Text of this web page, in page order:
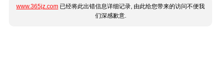
www.365jz.com 已经将此出错信息详细记录, 由此给您带来的访问不便我
们深感歉意.